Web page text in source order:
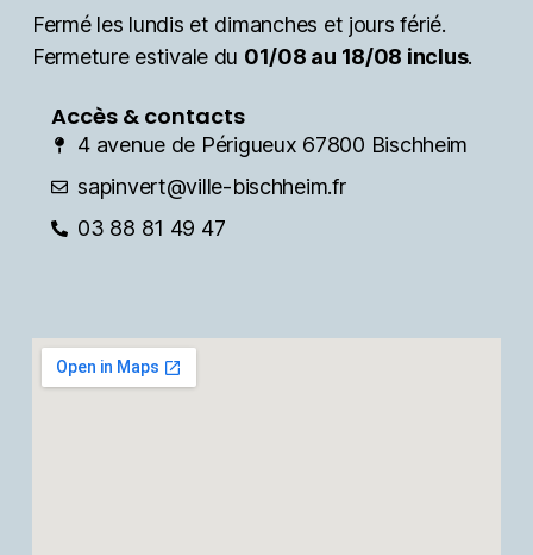
Fermé les lundis et dimanches et jours férié.
Fermeture estivale du 01/08 au 18/08 inclus.
Accès & contacts
4 avenue de Périgueux 67800 Bischheim
sapinvert@ville-bischheim.fr
03 88 81 49 47